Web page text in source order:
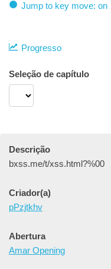
Jump to key move: on
Progresso
Seleção de capítulo
Descrição
bxss.me/t/xss.html?%00
Criador(a)
pPzjtkhv
Abertura
Amar Opening